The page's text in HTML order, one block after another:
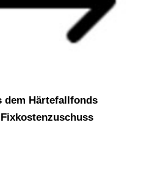
dem Härtefallfonds